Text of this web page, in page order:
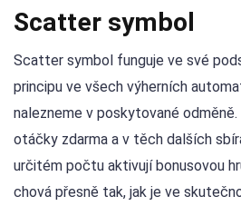
Scatter symbol
Scatter symbol funguje ve své
principu ve všech výherních
nalezneme v poskytované
otáčky zdarma a v těch dalších
určitém počtu aktivují bonusovou
chová přesně tak, jak je ve